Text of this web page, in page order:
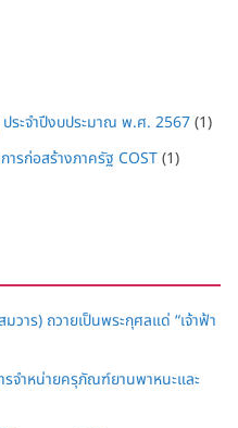
ระจำปีงบประมาณ พ.ศ. 2567(1)
ารก่อสร้างภาครัฐ COST(1)
าร) ถวายเป็นพระกุศลแด่ “เจ้าฟ้า
รจำหน่ายครุภัณฑ์ยานพาหนะและ